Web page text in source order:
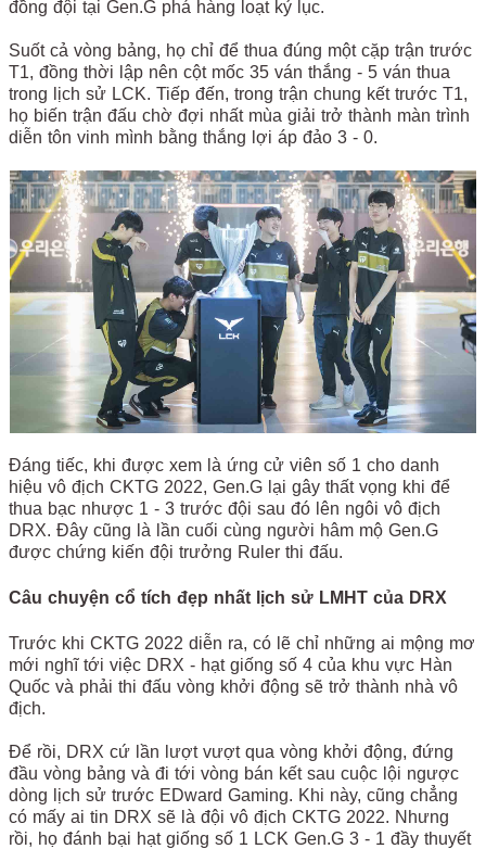
đồng đội tại Gen.G phá hàng loạt kỷ lục.
Suốt cả vòng bảng, họ chỉ để thua đúng một cặp trận trước
T1, đồng thời lập nên cột mốc 35 ván thắng - 5 ván thua
trong lịch sử LCK. Tiếp đến, trong trận chung kết trước T1,
họ biến trận đấu chờ đợi nhất mùa giải trở thành màn trình
diễn tôn vinh mình bằng thắng lợi áp đảo 3 - 0.
Đáng tiếc, khi được xem là ứng cử viên số 1 cho danh
hiệu vô địch CKTG 2022, Gen.G lại gây thất vọng khi để
thua bạc nhược 1 - 3 trước đội sau đó lên ngôi vô địch
DRX. Đây cũng là lần cuối cùng người hâm mộ Gen.G
được chứng kiến đội trưởng Ruler thi đấu.
Câu chuyện cổ tích đẹp nhất lịch sử LMHT của DRX
Trước khi CKTG 2022 diễn ra, có lẽ chỉ những ai mộng mơ
mới nghĩ tới việc DRX - hạt giống số 4 của khu vực Hàn
Quốc và phải thi đấu vòng khởi động sẽ trở thành nhà vô
địch.
Để rồi, DRX cứ lần lượt vượt qua vòng khởi động, đứng
đầu vòng bảng và đi tới vòng bán kết sau cuộc lội ngược
dòng lịch sử trước EDward Gaming. Khi này, cũng chẳng
có mấy ai tin DRX sẽ là đội vô địch CKTG 2022. Nhưng
rồi, họ đánh bại hạt giống số 1 LCK Gen.G 3 - 1 đầy thuyết